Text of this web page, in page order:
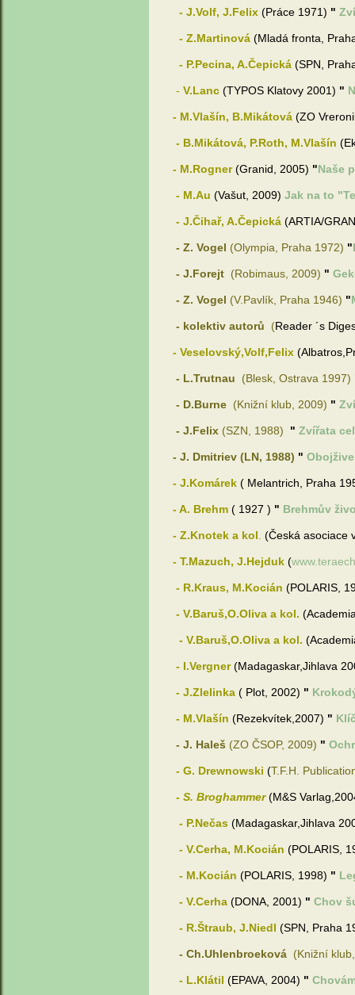
- J.Volf, J.Felix (Práce 1971) "
- Z.Martinová (Mladá fronta,
- P.Pecina, A.Čepická (SPN,
- V.Lanc (TYPOS Klatovy 2001) "
- M.Vlašín, B.Mikátová (ZO
- B.Mikátová, P.Roth, M.Vlašín
- M.Rogner(Granid, 2005) "Naše
- M.Au (Vašut, 2009) Jak na to
- J.Čihař, A.Čepická (ARTIA/
- Z. Vogel (Olympia, Praha 1972) "
- J.Forejt (Robimaus, 2009) "
- Z. Vogel (V.Pavlík, Praha 1946) "
- kolektiv autorů (Reader ´s
- Veselovský,Volf,Felix
- L.Trutnau (Blesk , Ostrava 1997)
- D.Burne (Knižní klub , 2009) "
- J.Felix (SZN, 1988) " Zvířata
- J. Dmitriev (LN, 1988) "
- J.Komárek ( Melantrich, Praha
- A. Brehm ( 1927 ) " Brehmův
- Z.Knotek a kol (Česká asociace
- T.Mazuch, J.Hejduk (
- R.Kraus, M.Kocián (POLARIS,
- V.Baruš,O.Oliva a kol.
- V.Baruš,O.Oliva a kol.
- I.Vergner (Madagaskar,Jihlava
- J.Zlelinka ( Plot, 2002) "
- M.Vlašín (Rezekvítek,2007) "
- J. Haleš (ZO ČSOP, 2009) "
- G. Drewnowski (T.F.H.
- S. Broghammer(M&S
- P.Nečas (Madagaskar,Jihlava
- V.Cerha, M.Kocián (POLARIS,
- M.Kocián (POLARIS, 1998) "
- V.Cerha (DONA, 2001) " Chov
- R.Štraub, J.Niedl (SPN, Praha
- Ch.Uhlenbroeková (Knižní klub
- L.Klátil (EPAVA, 2004) "